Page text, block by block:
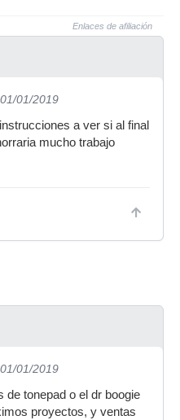
Enlaces de afiliación
01/2019
a ver si al final
mucho trabajo
01/2019
de tonepad o el dr boogie
proyectos, y ventas